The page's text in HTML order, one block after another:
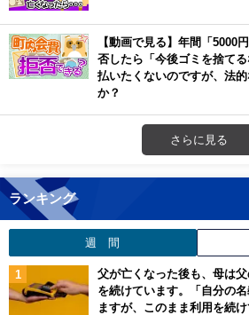
【動画で見る】年間「5000
否したら「今後ゴミを捨て
払いたくないのですが、法
か？
さらに見る
ランキング
週 間
父が亡くなった後も、母は
を続けています。「自分の
ますが、このまま利用を続